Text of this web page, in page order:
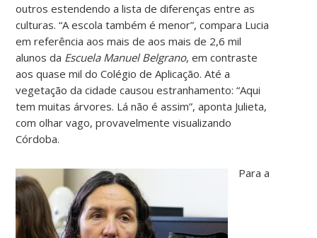
outros estendendo a lista de diferenças entre as
culturas. “A escola também é menor”, compara Lucia
em referência aos mais de aos mais de 2,6 mil
alunos da Escuela Manuel Belgrano, em contraste
aos quase mil do Colégio de Aplicação. Até a
vegetação da cidade causou estranhamento: “Aqui
tem muitas árvores. Lá não é assim”, aponta Julieta,
com olhar vago, provavelmente visualizando
Córdoba.
Para a